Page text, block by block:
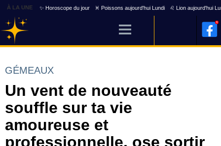
À LA UNE ✨ Horoscope du jour ♓ Poissons aujourd'hui Lundi ♌ Lion aujourd'hui
GÉMEAUX
Un vent de nouveauté
souffle sur ta vie
amoureuse et
professionnelle, ose sortir